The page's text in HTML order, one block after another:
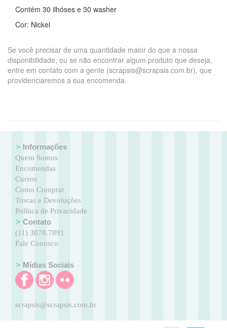
Contém 30 ilhóses e 30 washer
Cor: Nickel
Se você precisar de uma quantidade maior do que a nossa
disponibilidade, ou se não encontrar algum produto que deseja,
entre em contato com a gente (scrapsis@scrapsis.com.br), que
providenciaremos a sua encomenda.
Informações
Quem Somos
Encomendas
Cursos
Como Comprar
Trocas e Devoluções
Política de Privacidade
Contato
(11) 3078.7891
Fale Conosco
Mídias Sociais
scrapsis@scrapsis.com.br